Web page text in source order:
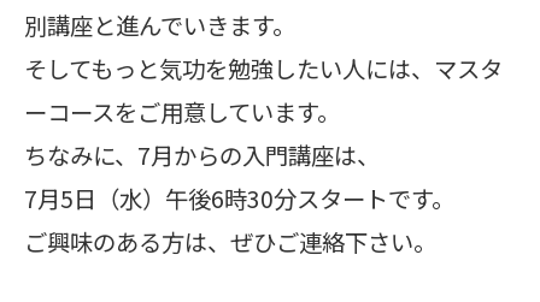
別講座と進んでいきます。
そしてもっと気功を勉強したい人には、マスタ
ーコースをご用意しています。
ちなみに、7月からの入門講座は、
7月5日（水）午後6時30分スタートです。
ご興味のある方は、ぜひご連絡下さい。